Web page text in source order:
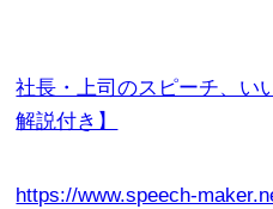
社長・上司のスピーチ、い
解説付き】
https://www.speech-